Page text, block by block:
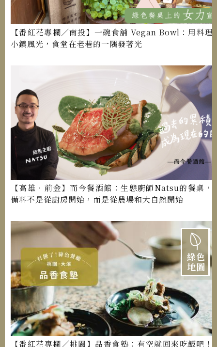
綠色
地圖
【番紅花專欄／南投】一碗食舖 Vegan Bowl：用料理
小鎮風光，食堂在老巷的一隅發著光
【高雄．前金】而今餐酒館：生態廚師Natsu的餐桌，
備料不是從廚房開始，而是從農場和大自然開始
【番紅花專欄／桃園】品香食塾：有空就回來吃飯吧！